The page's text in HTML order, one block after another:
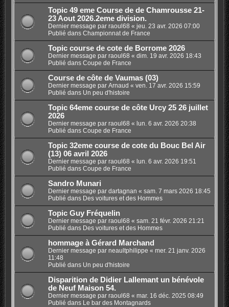
Topic 49 eme Course de de Chamrousse 21-
23 Aout 2026.2eme division.
Dernier message par raoul68 « jeu. 23 avr. 2026 07:00
Publié dans Championnat de France
Topic course de cote de Borrome 2026
Dernier message par raoul68 « dim. 19 avr. 2026 18:43
Publié dans Coupe de France
Course de côte de Vaumas (03)
Dernier message par Arnaud « ven. 17 avr. 2026 15:59
Publié dans Un peu d'histoire
Topic 64eme course de côte Urcy 25 26 juillet
2026
Dernier message par raoul68 « lun. 6 avr. 2026 20:38
Publié dans Coupe de France
Topic 32eme course de cote du Bouc Bel Air
(13) 06 avril 2026
Dernier message par raoul68 « lun. 6 avr. 2026 19:51
Publié dans Coupe de France
Sandro Munari
Dernier message par dartagnan « sam. 7 mars 2026 18:45
Publié dans Des voitures et des Hommes
Topic Guy Fréquelin
Dernier message par raoul68 « sam. 21 févr. 2026 21:21
Publié dans Des voitures et des Hommes
hommage à Gérard Marchand
Dernier message par neaultphilippe « mer. 21 janv. 2026
11:48
Publié dans Un peu d'histoire
Disparition de Didier Lallemant un bénévole
de Neuf Maison 54.
Dernier message par raoul68 « mar. 16 déc. 2025 08:49
Publié dans Le bar des Montagnards